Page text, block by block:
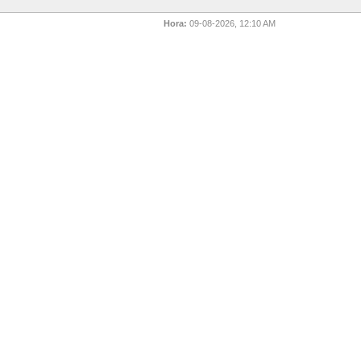
Hora: 09-08-2026, 12:10 AM